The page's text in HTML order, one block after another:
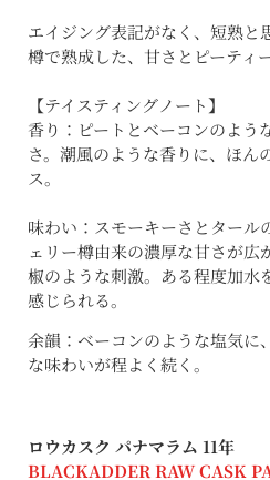
エイジング表記がなく、短熟と
樽で熟成した、甘さとピーティ
【テイスティングノート】
香り：ピートとベーコンのよう
さ。潮風のような香りに、ほん
ス。
味わい：スモーキーさとタール
ェリー樽由来の濃厚な甘さが広
椒のような刺激。ある程度加水
感じられる。
余韻：ベーコンのような塩気に
な味わいが程よく続く。
ロウカスク パナマラム 11年
BLACKADDER RAW CASK